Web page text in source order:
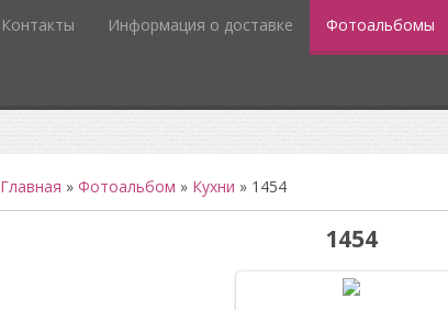
Контакты Информация о доставке Фотоальбомы
Главная » Фотоальбом » Кухни » 1454
1454